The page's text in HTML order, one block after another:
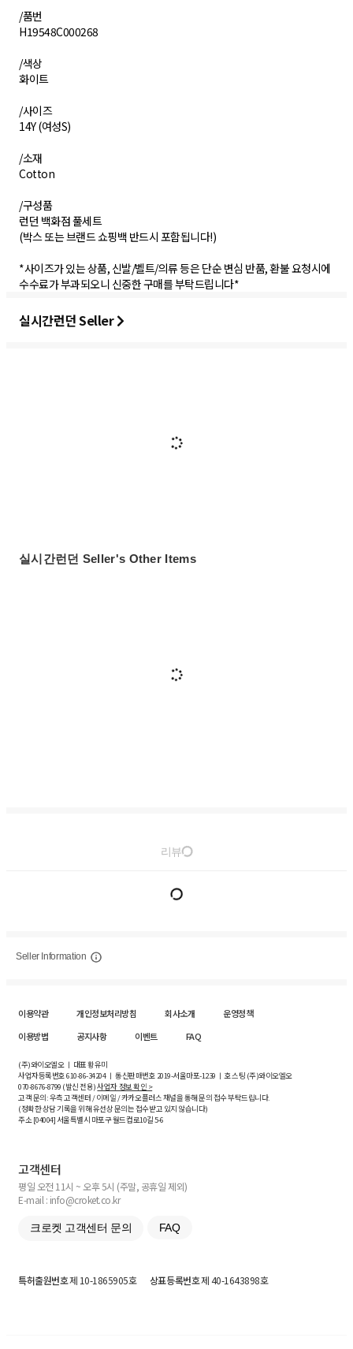
/품번
H19548C000268
/색상
화이트
/사이즈
14Y (여성S)
/소재
Cotton
/구성품
런던 백화점 풀세트
(박스 또는 브랜드 쇼핑백 반드시 포함됩니다!)
*사이즈가 있는 상품, 신발/벨트/의류 등은 단순 변심 반품, 환불 요청시에
수수료가 부과되오니 신중한 구매를 부탁드립니다*
실시간런던 Seller
실시간런던 Seller's Other Items
리뷰
Seller Information
이용약관 개인정보처리방침 회사소개
운영정책
이용방법
공지사항 이벤트 FAQ
(주)와이오엘오 ㅣ 대표 황유미
사업자등록번호610-86-34204ㅣ 통신판매번호 2019-서울마포-1239 ㅣ 호스팅 (주)와이오엘오
070-8676-8799 (발신 전용)사업자 정보 확인 >
고객 문의: 우측 고객센터 / 이메일 / 카카오플러스 채널을 통해 문의 접수 부탁드립니다.
(정확한 상담 기록을 위해 유선상 문의는 접수받고 있지 않습니다)
주소 [04004] 서울특별시 마포구 월드컵로10길5-6
고객센터
평일 오전 11시 ~ 오후 5시 (주말, 공휴일 제외)
E-mail : info@croket.co.kr
크로켓 고객센터 문의 FAQ
특허출원번호제 10-1865905호 상표등록번호제 40-1643898호